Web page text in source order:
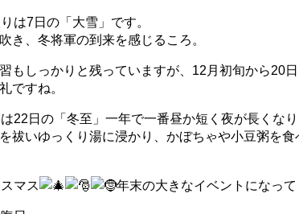
は7日の「大雪」です。
き、冬将軍の到来を感じるころ。
もしっかりと残っていますが、12月初旬から20
ですね。
22日の「冬至」一年で一番昼か短く夜が長くなり
祓いゆっくり湯に浸かり、かぼちゃや小豆粥を
マス 年末の大きなイベントになって